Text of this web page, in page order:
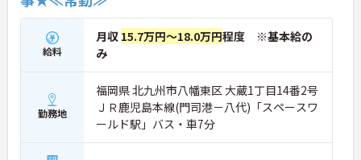
給料
月収 15.7万円～18.0万円程度 ※基本給の
み
勤務地
福岡県 北九州市八幡東区 大蔵1丁目14番2号
ＪＲ鹿児島本線(門司港－八代)「スペースワ
ールド駅」バス・車7分